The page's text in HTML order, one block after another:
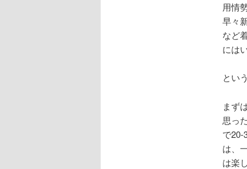
用情
早々
など
には
とい
まず
思っ
で20-
は、
は楽